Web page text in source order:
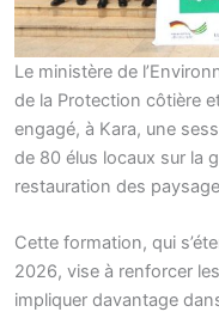
Le ministère de
de la Protection côtière
engagé, à Kara, une
de 80 élus locaux sur la
restauration des
Cette formation, qui
2026, vise à renforcer
impliquer davantage